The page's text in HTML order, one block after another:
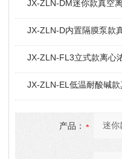
JX-ZLN-DM迷你款真空
JX-ZLN-D内置隔膜泵款
JX-ZLN-FL3立式款离心
JX-ZLN-EL低温耐酸碱
产品：